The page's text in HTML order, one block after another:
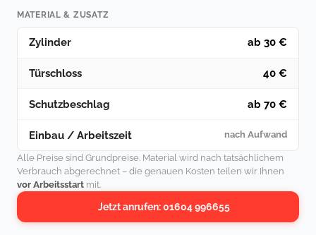
MATERIAL & ZUSATZ
Zylinder ab 30 €
Türschloss 40 €
Schutzbeschlag ab 70 €
Einbau / Arbeitszeit nach Aufwand
Alle Preise sind Grundpreise. Material wird nach tatsächlichem
Verbrauch abgerechnet – die genauen Kosten teilen wir Ihnen
vor Arbeitsstart mit.
Jetzt anrufen: 01604 996655